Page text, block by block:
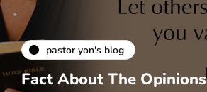
pastor yon's blog
Fact About The Opinions